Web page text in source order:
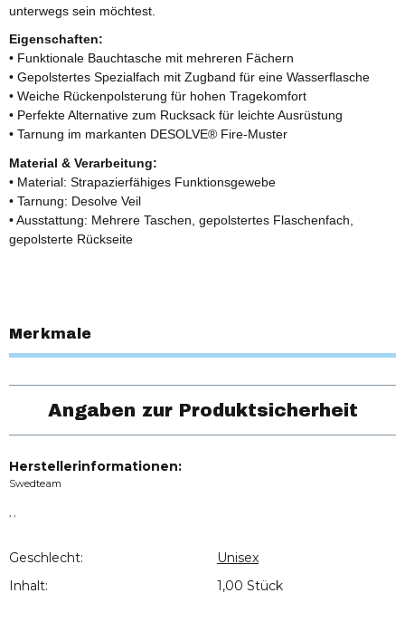
unterwegs sein möchtest.
Eigenschaften:
• Funktionale Bauchtasche mit mehreren Fächern
• Gepolstertes Spezialfach mit Zugband für eine Wasserflasche
• Weiche Rückenpolsterung für hohen Tragekomfort
• Perfekte Alternative zum Rucksack für leichte Ausrüstung
• Tarnung im markanten DESOLVE® Fire-Muster
Material & Verarbeitung:
• Material: Strapazierfähiges Funktionsgewebe
• Tarnung: Desolve Veil
• Ausstattung: Mehrere Taschen, gepolstertes Flaschenfach,
gepolsterte Rückseite
Merkmale
Angaben zur Produktsicherheit
Herstellerinformationen:
Swedteam
Geschlecht:
Unisex
Inhalt:
1,00 Stück